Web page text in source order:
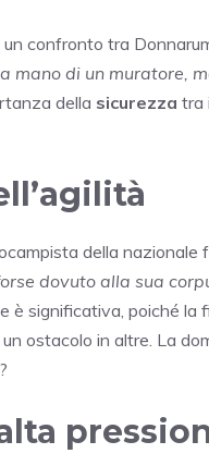
confronto tra
mano di un muratore,
della sicurezza tra
della
dovuto alla sua
è significativa, poiché la
ostacolo in altre. La